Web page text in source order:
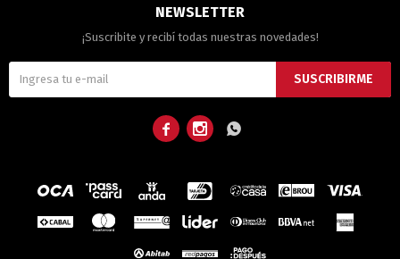
NEWSLETTER
¡Suscribite y recibí todas nuestras novedades!
SUSCRIBIRME
  